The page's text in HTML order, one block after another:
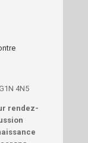
4N5
rendez-